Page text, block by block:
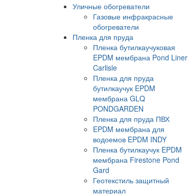
Уличные обогреватели
Газовые инфракрасные
обогреватели
Пленка для пруда
Пленка бутилкаучуковая
EPDM мембрана Pond Liner
Carlisle
Пленка для пруда
бутилкаучук EPDM
мембрана GLQ
PONDGARDEN
Пленка для пруда ПВХ
EPDM мембрана для
водоемов EPDM INDY
Пленка бутилкаучук EPDM
мембрана Firestone Pond
Gard
Геотекстиль защитный
материал